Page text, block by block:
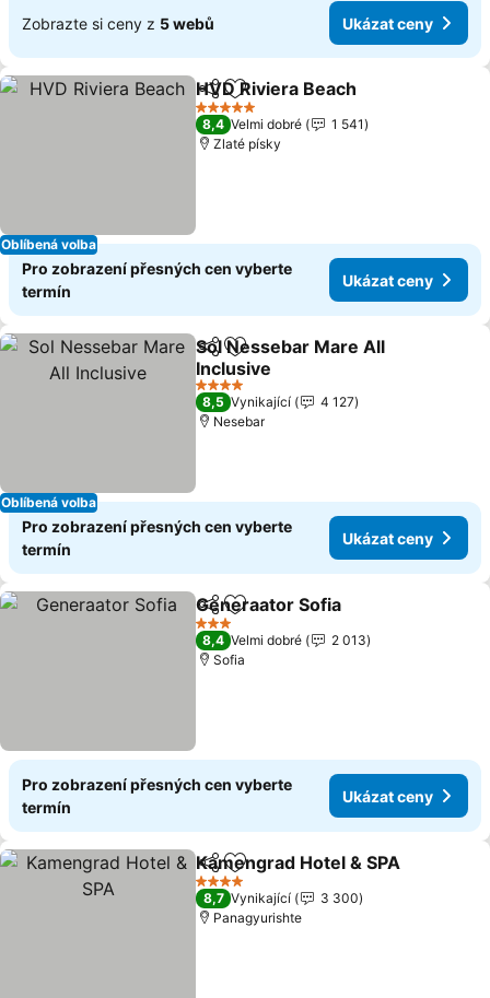
Zobrazte si ceny z 5 webů Ukázat ceny
Oblíbená volba
SdíletPřidat na seznam oblíbených
HVD Riviera Beach
5 Počet hvězdiček
8,4 Velmi dobré
1 541
Zlaté písky
Pro zobrazení přesných cen vyberte
termín
Ukázat ceny
Oblíbená volba
SdíletPřidat na seznam oblíbených
Sol Nessebar Mare All
Inclusive
4 Počet hvězdiček
8,5 Vynikající
4 127
Nesebar
Pro zobrazení přesných cen vyberte
termín
Ukázat ceny
SdíletPřidat na seznam oblíbených
Generaator Sofia
3 Počet hvězdiček
8,4 Velmi dobré
2 013
Sofia
Pro zobrazení přesných cen vyberte
termín
Ukázat ceny
SdíletPřidat na seznam oblíbených
Kamengrad Hotel & SPA
4 Počet hvězdiček
8,7 Vynikající
3 300
Panagyurishte